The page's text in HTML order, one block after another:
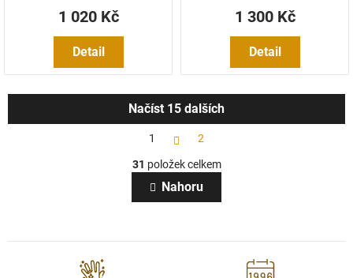
1 020 Kč
Detail
1 300 Kč
Detail
v
l
á
c
Načíst 15 dalších
t
á
n
1 2
31 položek celkem
Nahoru